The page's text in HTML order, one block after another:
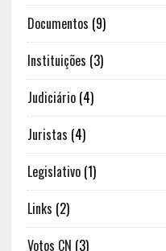
Documentos (9)
Instituições (3)
Judiciário(4)
Juristas (4)
Legislativo(1)
Links (2)
Votos CN (3)